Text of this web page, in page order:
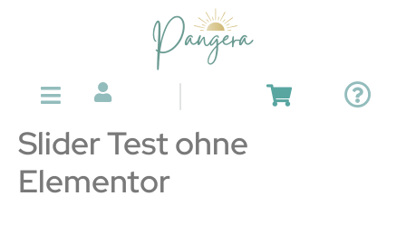
Slider Test ohne
Elementor